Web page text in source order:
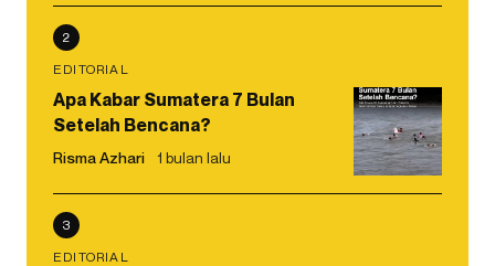
2
EDITORIAL
Apa Kabar Sumatera 7 Bulan
Setelah Bencana?
Risma Azhari 1 bulan lalu
3
EDITORIAL